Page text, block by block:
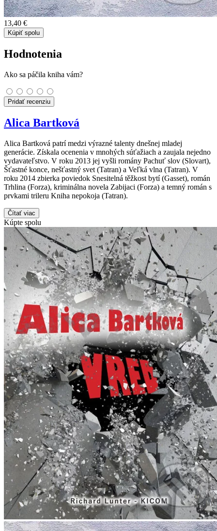
13,40 €
Kúpiť spolu
Hodnotenia
Ako sa páčila kniha vám?
Pridať recenziu
Alica Bartková
Alica Bartková patrí medzi výrazné talenty dnešnej mladej
generácie. Získala ocenenia v mnohých súťažiach a zaujala nejedno
vydavateľstvo. V roku 2013 jej vyšli romány Pachuť slov (Slovart),
Šťastné konce, nešťastný svet (Tatran) a Veľká vlna (Tatran). V
roku 2014 zbierka poviedok Snesitelná těžkost bytí (Gasset), román
Trhlina (Forza), kriminálna novela Zabijaci (Forza) a temný román s
prvkami trileru Kniha nepokoja (Tatran).
Čítať viac
Kúpte spolu